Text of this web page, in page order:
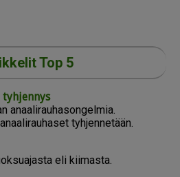
Top 5
tyhjennys
anaalirauhasongelmia.
tyhjennetään.
eli kiimasta.